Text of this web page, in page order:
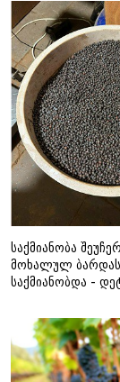
საქმიანობა
მოხალულ ბარდას
საქმიანობდა -